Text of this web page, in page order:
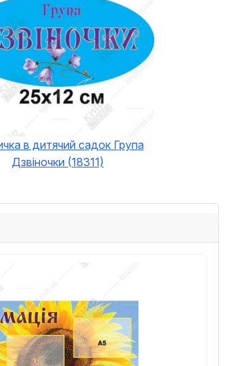
в дитячий садок Група
Дзвіночки (18311)